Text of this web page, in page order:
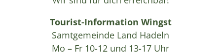
Tourist-Information Wingst
Samtgemeinde Land Hadeln
Mo – Fr 10-12 und 13-17 Uhr